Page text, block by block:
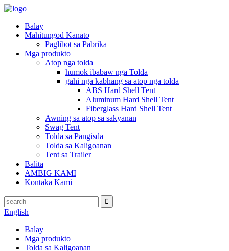
Balay
Mahitungod Kanato
Paglibot sa Pabrika
Mga produkto
Atop nga tolda
humok ibabaw nga Tolda
gahi nga kabhang sa atop nga tolda
ABS Hard Shell Tent
Aluminum Hard Shell Tent
Fiberglass Hard Shell Tent
Awning sa atop sa sakyanan
Swag Tent
Tolda sa Pangisda
Tolda sa Kaligoanan
Tent sa Trailer
Balita
AMBIG KAMI
Kontaka Kami
English
Balay
Mga produkto
Tolda sa Kaligoanan